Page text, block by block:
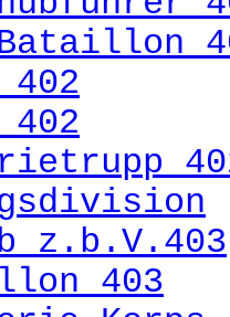
402
z.b.V.403
403